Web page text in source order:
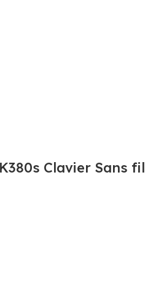
Clavier Sans fil